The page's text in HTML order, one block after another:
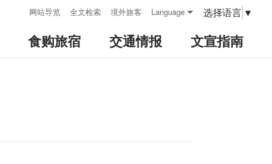
网站导览 全文检索 境外旅客 Language 选择语言 ▼
食购旅宿 交通情报 文宣指南